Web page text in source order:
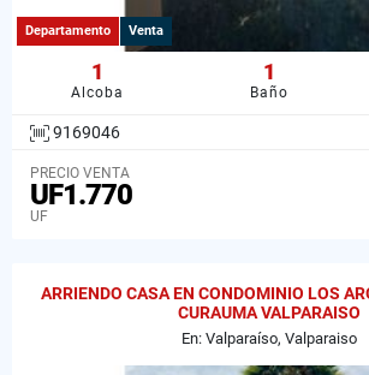
Departamento Venta
1
Alcoba
1
Baño
9169046
PRECIO VENTA
UF1.770
UF
ARRIENDO CASA EN CONDOMINIO LOS
CURAUMA VALPARAISO
En: Valparaíso, Valparaiso